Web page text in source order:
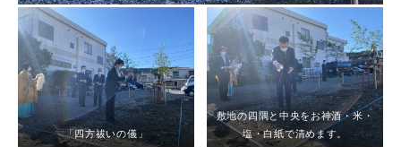
「四方祓いの儀」
敷地の四隅と中央をお神酒・米・
塩・白紙で清めます。